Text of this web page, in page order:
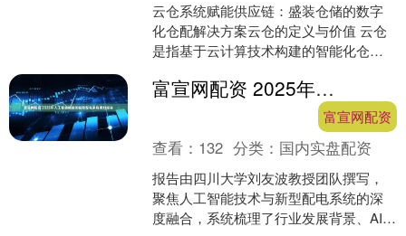
云仓系统赋能供应链：盛装仓储的数字
化仓配解决方案云仓的定义与价值 云仓
是指基于云计算技术构建的智能化仓储
统）、OMS（订单管....
富宣网配资 2025年人工智能赋能的新型配电系统规划报告
富宣网配资
查看： 132 分类： 国内实盘配资
报告由四川大学刘友波教授团队撰写，
聚焦人工智能技术与新型配电系统的深
度融合，系统梳理了行业发展背景、AI技